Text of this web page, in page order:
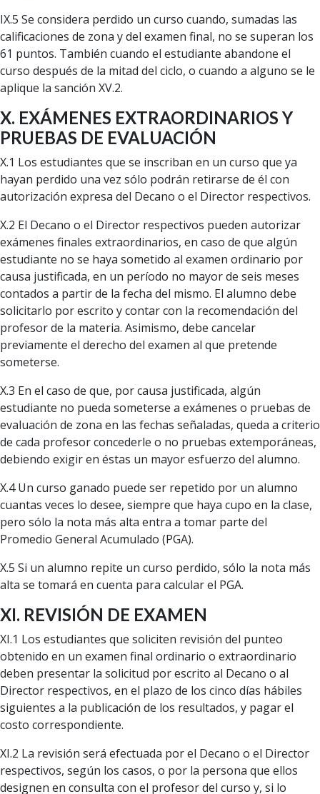
IX.5 Se considera perdido un curso cuando, sumadas las
calificaciones de zona y del examen final, no se superan los
61 puntos. También cuando el estudiante abandone el
curso después de la mitad del ciclo, o cuando a alguno se le
aplique la sanción XV.2.
X. EXÁMENES EXTRAORDINARIOS Y
PRUEBAS DE EVALUACIÓN
X.1 Los estudiantes que se inscriban en un curso que ya
hayan perdido una vez sólo podrán retirarse de él con
autorización expresa del Decano o el Director respectivos.
X.2 El Decano o el Director respectivos pueden autorizar
exámenes finales extraordinarios, en caso de que algún
estudiante no se haya sometido al examen ordinario por
causa justificada, en un período no mayor de seis meses
contados a partir de la fecha del mismo. El alumno debe
solicitarlo por escrito y contar con la recomendación del
profesor de la materia. Asimismo, debe cancelar
previamente el derecho del examen al que pretende
someterse.
X.3 En el caso de que, por causa justificada, algún
estudiante no pueda someterse a exámenes o pruebas de
evaluación de zona en las fechas señaladas, queda a criterio
de cada profesor concederle o no pruebas extemporáneas,
debiendo exigir en éstas un mayor esfuerzo del alumno.
X.4 Un curso ganado puede ser repetido por un alumno
cuantas veces lo desee, siempre que haya cupo en la clase,
pero sólo la nota más alta entra a tomar parte del
Promedio General Acumulado (PGA).
X.5 Si un alumno repite un curso perdido, sólo la nota más
alta se tomará en cuenta para calcular el PGA.
XI. REVISIÓN DE EXAMEN
XI.1 Los estudiantes que soliciten revisión del punteo
obtenido en un examen final ordinario o extraordinario
deben presentar la solicitud por escrito al Decano o al
Director respectivos, en el plazo de los cinco días hábiles
siguientes a la publicación de los resultados, y pagar el
costo correspondiente.
XI.2 La revisión será efectuada por el Decano o el Director
respectivos, según los casos, o por la persona que ellos
designen en consulta con el profesor del curso y, si lo